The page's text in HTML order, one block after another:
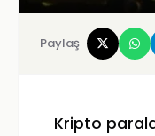
Paylaş
Kripto